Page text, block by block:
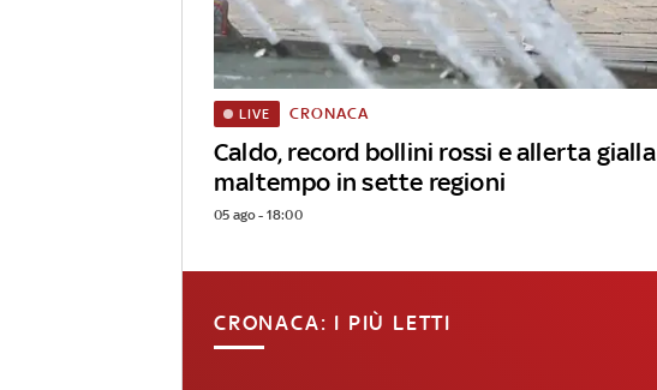
Caldo, record bollini rossi e allerta gialla
maltempo in sette regioni
LIVE CRONACA
05 ago - 18:00
CRONACA: I PIÙ LETTI